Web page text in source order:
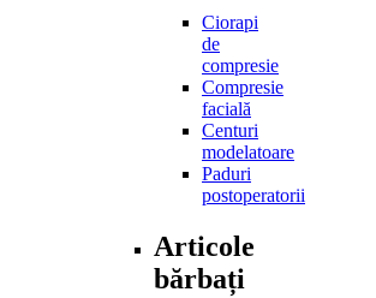
Ciorapi
de
compresie
Compresie
facială
Centuri
modelatoare
Paduri
postoperatorii
Articole
bărbați